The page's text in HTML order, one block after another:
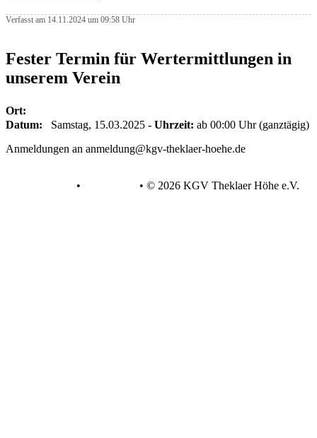
Verfasst am 14.11.2024 um 09:58 Uhr
Fester Termin für Wertermittlungen in
unserem Verein
Ort:
Datum:
Samstag, 15.03.2025 - Uhrzeit: ab 00:00 Uhr (ganztägig)
Anmeldungen an anmeldung@kgv-theklaer-hoehe.de
• • © 2026 KGV Theklaer Höhe e.V.